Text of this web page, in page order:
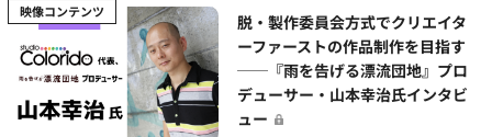
映像コンテンツ
脱・製作委員会方式でクリエイタ
ーファーストの作品制作を目指す
──『雨を告げる漂流団地』プロ
デューサー・山本幸治氏インタビ
ュー